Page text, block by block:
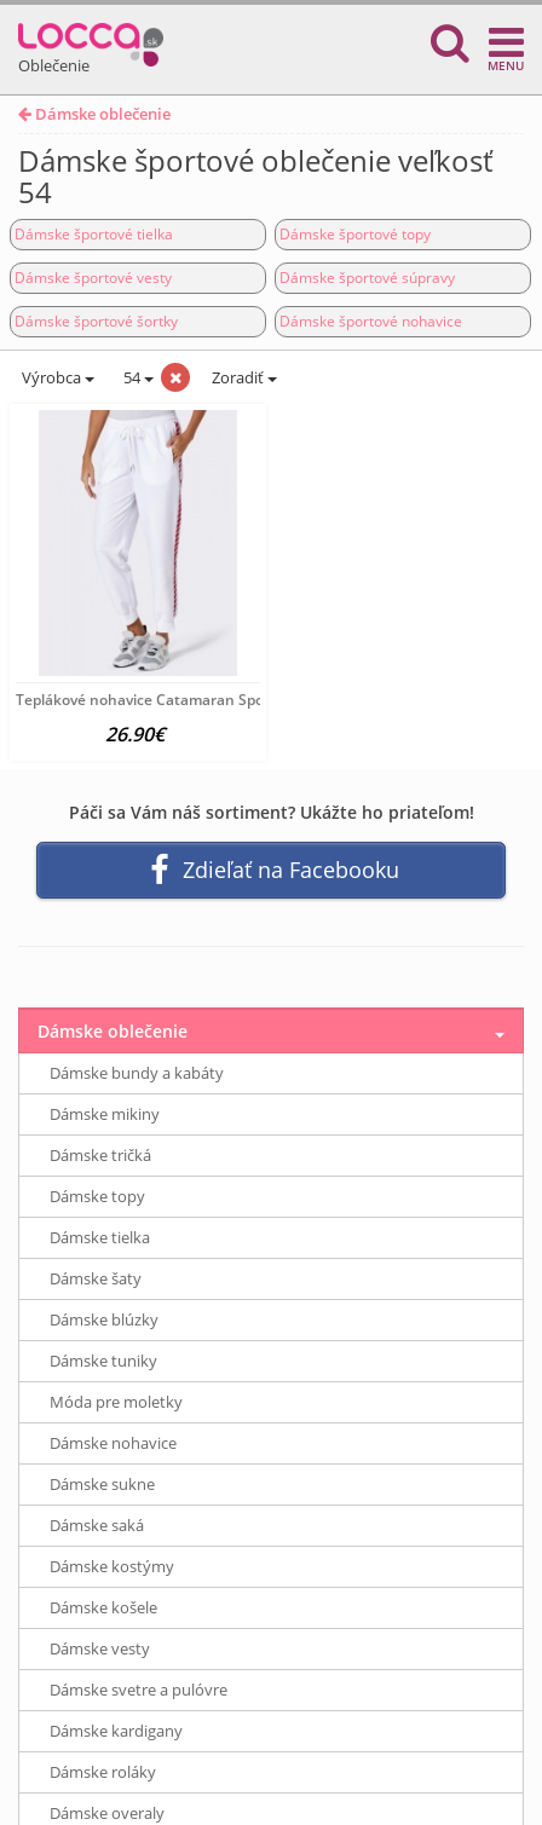
Oblečenie MENU
Dámske oblečenie
Dámske športové oblečenie veľkosť
54
Dámske športové tielka Dámske športové topy
Dámske športové vesty Dámske športové súpravy
Dámske športové šortky Dámske športové nohavice
Výrobca 54 Zoradiť
Teplákové nohavice Catamaran Sports, bielo-ružové
26.90€
Páči sa Vám náš sortiment? Ukážte ho priateľom!
Zdieľať na Facebooku
Dámske oblečenie
Dámske bundy a kabáty
Dámske mikiny
Dámske tričká
Dámske topy
Dámske tielka
Dámske šaty
Dámske blúzky
Dámske tuniky
Móda pre moletky
Dámske nohavice
Dámske sukne
Dámske saká
Dámske kostýmy
Dámske košele
Dámske vesty
Dámske svetre a pulóvre
Dámske kardigany
Dámske roláky
Dámske overaly